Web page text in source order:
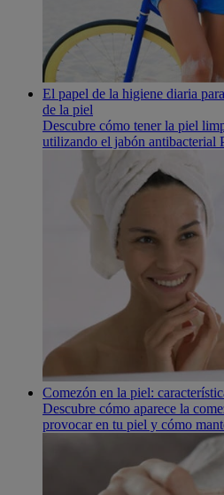
El papel de la higiene diaria
de la piel
Descubre cómo tener la piel
utilizando el jabón antibacterial
Comezón en la piel:
Descubre cómo aparece la
provocar en tu piel y cómo